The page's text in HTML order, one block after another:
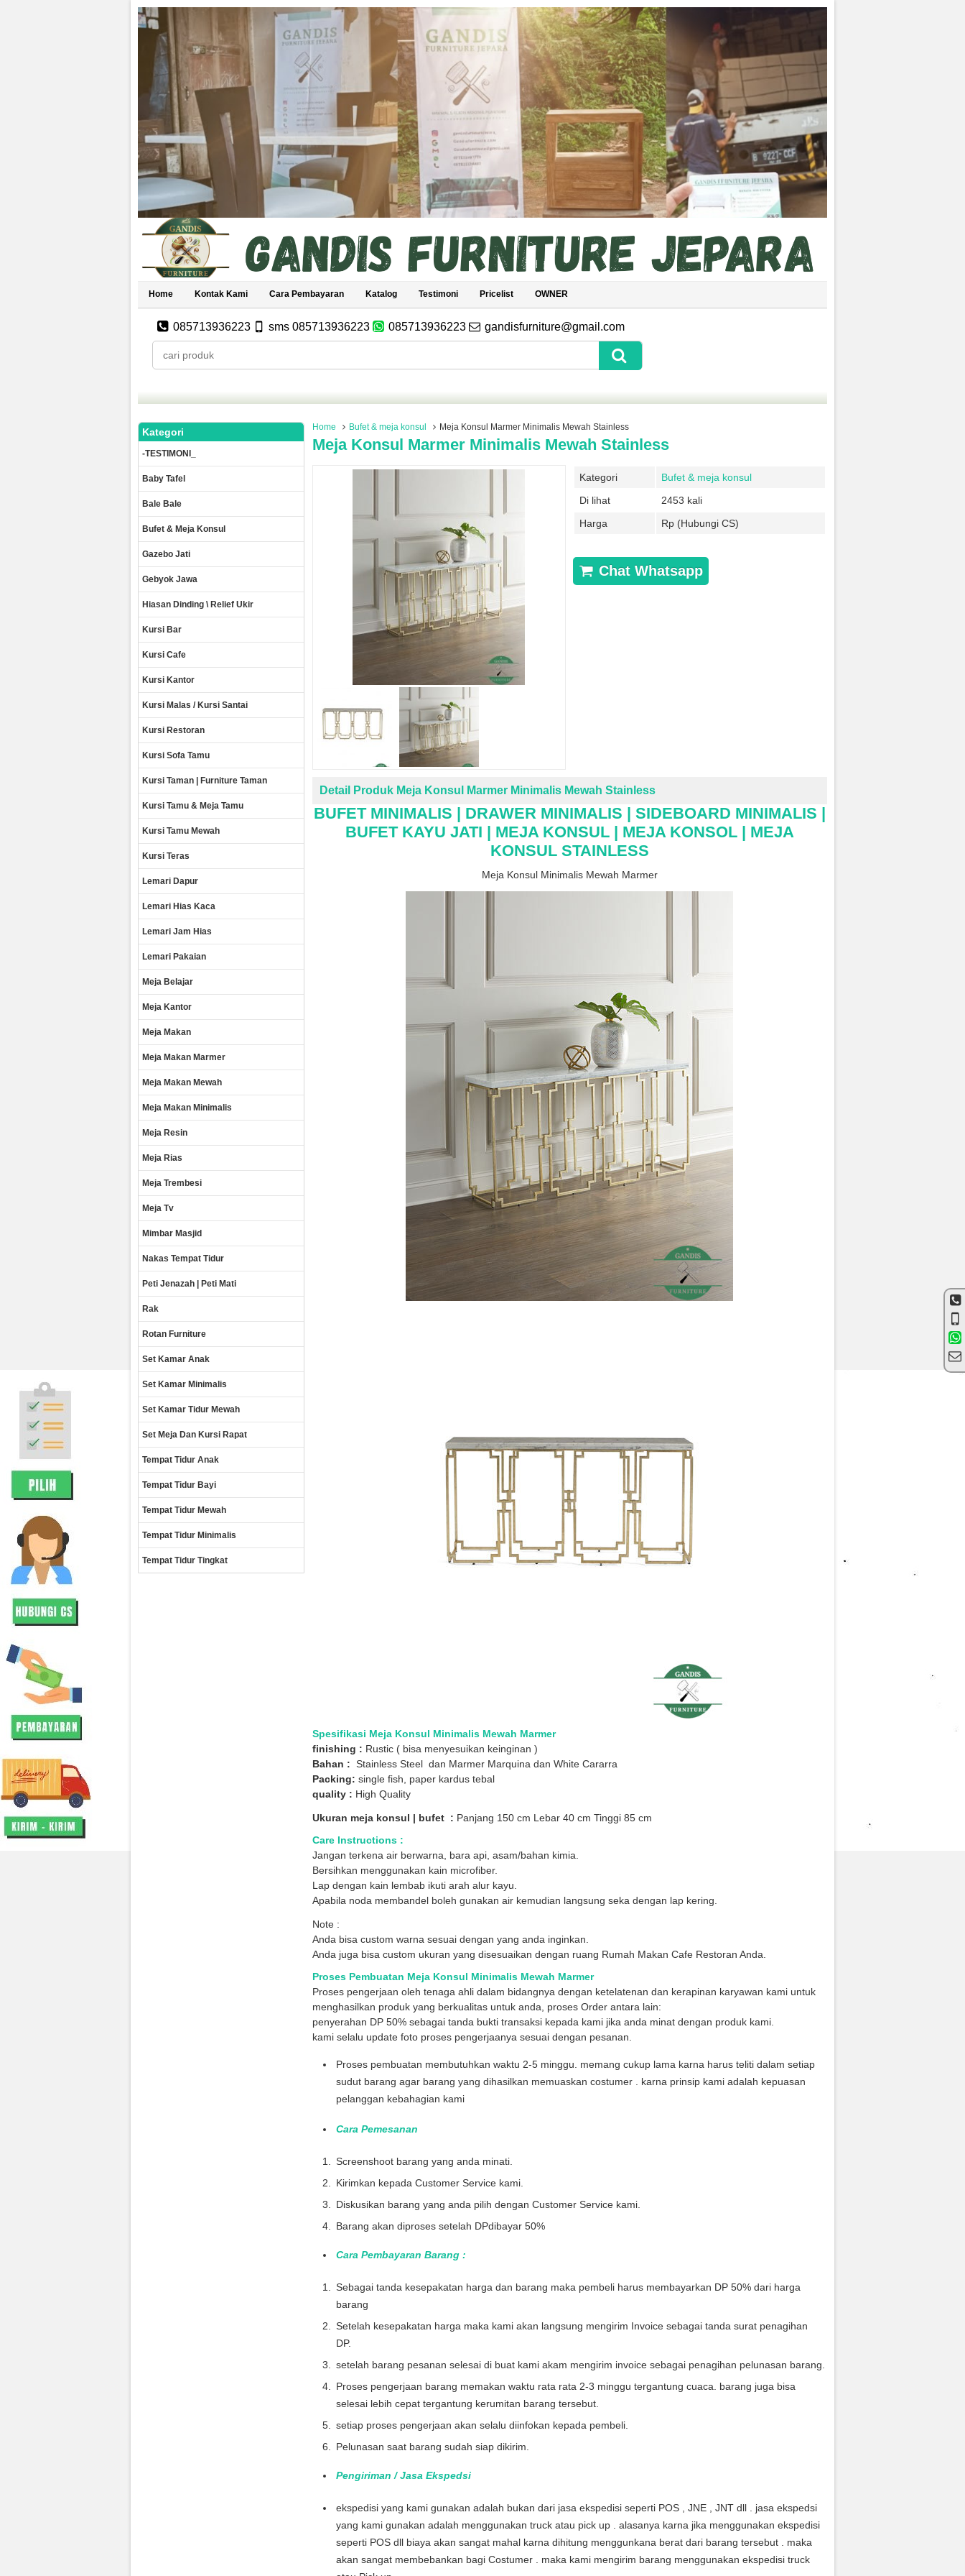
Home Kontak Kami Cara Pembayaran Katalog Testimoni Pricelist OWNER
085713936223 sms 085713936223 085713936223 gandisfurniture@gmail.com
Home Bufet & meja konsul Meja Konsul Marmer Minimalis Mewah Stainless
Meja Konsul Marmer Minimalis Mewah Stainless
Kategori
Bufet & meja konsul
Di lihat
2453 kali
Harga
Rp (Hubungi CS)
Chat Whatsapp
Detail Produk Meja Konsul Marmer Minimalis Mewah Stainless
BUFET MINIMALIS | DRAWER MINIMALIS | SIDEBOARD MINIMALIS |
BUFET KAYU JATI | MEJA KONSUL | MEJA KONSOL | MEJA
KONSUL STAINLESS
Meja Konsul Minimalis Mewah Marmer
Spesifikasi Meja Konsul Minimalis Mewah Marmer
finishing : Rustic ( bisa menyesuikan keinginan )
Bahan : Stainless Steel dan Marmer Marquina dan White Cararra
Packing: single fish, paper kardus tebal
quality : High Quality
Ukuran meja konsul | bufet : Panjang 150 cm Lebar 40 cm Tinggi 85 cm
Care Instructions :
Jangan terkena air berwarna, bara api, asam/bahan kimia.
Bersihkan menggunakan kain microfiber.
Lap dengan kain lembab ikuti arah alur kayu.
Apabila noda membandel boleh gunakan air kemudian langsung seka dengan lap kering.
Note :
Anda bisa custom warna sesuai dengan yang anda inginkan.
Anda juga bisa custom ukuran yang disesuaikan dengan ruang Rumah Makan Cafe Restoran Anda.
Proses Pembuatan Meja Konsul Minimalis Mewah Marmer
Proses pengerjaan oleh tenaga ahli dalam bidangnya dengan ketelatenan dan kerapinan karyawan kami untuk
menghasilkan produk yang berkualitas untuk anda, proses Order antara lain:
penyerahan DP 50% sebagai tanda bukti transaksi kepada kami jika anda minat dengan produk kami.
kami selalu update foto proses pengerjaanya sesuai dengan pesanan.
Proses pembuatan membutuhkan waktu 2-5 minggu. memang cukup lama karna harus teliti dalam setiap
sudut barang agar barang yang dihasilkan memuaskan costumer . karna prinsip kami adalah kepuasan
pelanggan kebahagian kami
Cara Pemesanan
Screenshoot barang yang anda minati.
Kirimkan kepada Customer Service kami.
Diskusikan barang yang anda pilih dengan Customer Service kami.
Barang akan diproses setelah DPdibayar 50%
Cara Pembayaran Barang :
Sebagai tanda kesepakatan harga dan barang maka pembeli harus membayarkan DP 50% dari harga
barang
Setelah kesepakatan harga maka kami akan langsung mengirim Invoice sebagai tanda surat penagihan
DP.
setelah barang pesanan selesai di buat kami akam mengirim invoice sebagai penagihan pelunasan barang.
Proses pengerjaan barang memakan waktu rata rata 2-3 minggu tergantung cuaca. barang juga bisa
selesai lebih cepat tergantung kerumitan barang tersebut.
setiap proses pengerjaan akan selalu diinfokan kepada pembeli.
Pelunasan saat barang sudah siap dikirim.
Pengiriman / Jasa Ekspedsi
ekspedisi yang kami gunakan adalah bukan dari jasa ekspedisi seperti POS , JNE , JNT dll . jasa ekspedsi
yang kami gunakan adalah menggunakan truck atau pick up . alasanya karna jika menggunakan ekspedisi
seperti POS dll biaya akan sangat mahal karna dihitung menggunkana berat dari barang tersebut . maka
akan sangat membebankan bagi Costumer . maka kami mengirim barang menggunakan ekspedisi truck
Kategori
-TESTIMONI_
Baby Tafel
Bale Bale
Bufet & Meja Konsul
Gazebo Jati
Gebyok Jawa
Hiasan Dinding \ Relief Ukir
Kursi Bar
Kursi Cafe
Kursi Kantor
Kursi Malas / Kursi Santai
Kursi Restoran
Kursi Sofa Tamu
Kursi Taman | Furniture Taman
Kursi Tamu & Meja Tamu
Kursi Tamu Mewah
Kursi Teras
Lemari Dapur
Lemari Hias Kaca
Lemari Jam Hias
Lemari Pakaian
Meja Belajar
Meja Kantor
Meja Makan
Meja Makan Marmer
Meja Makan Mewah
Meja Makan Minimalis
Meja Resin
Meja Rias
Meja Trembesi
Meja Tv
Mimbar Masjid
Nakas Tempat Tidur
Peti Jenazah | Peti Mati
Rak
Rotan Furniture
Set Kamar Anak
Set Kamar Minimalis
Set Kamar Tidur Mewah
Set Meja Dan Kursi Rapat
Tempat Tidur Anak
Tempat Tidur Bayi
Tempat Tidur Mewah
Tempat Tidur Minimalis
Tempat Tidur Tingkat